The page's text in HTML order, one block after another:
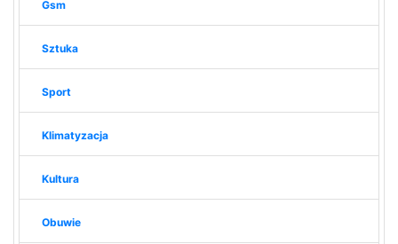
Gsm
Sztuka
Sport
Klimatyzacja
Kultura
Obuwie